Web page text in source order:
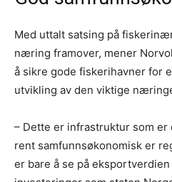
Med uttalt satsing på
næring framover, mener
å sikre gode fiskerihavner for
utvikling av den viktige
– Dette er infrastruktur som er
rent samfunnsøkonomisk er
er bare å se på